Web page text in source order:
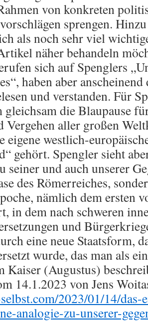
von konkreten
sprengen.
als noch sehr viel
näher behandeln
sich auf Spenglers
haben aber
und verstanden. Für
gleichsam die Blaupause
Vergehen aller großen
eigene westlich-
gehört. Spengler sieht
seiner und auch unserer
des Römerreiches,
nämlich dem ersten
in dem nach schweren
und
eine neue Staatsform,
wurde, das man als
Kaiser (Augustus)
14.1.2023 von Jens
2023/01/14/das-
analogie-zu-unserer-